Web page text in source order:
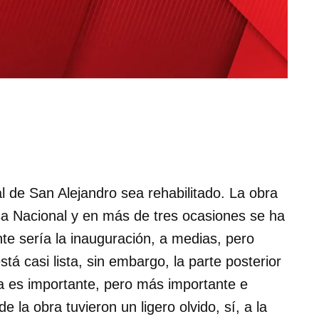
San Alejandro sea rehabilitado. La obra
Nacional y en más de tres ocasiones se ha
sería la inauguración, a medias, pero
casi lista, sin embargo, la parte posterior
es importante, pero más importante e
la obra tuvieron un ligero olvido, sí, a la